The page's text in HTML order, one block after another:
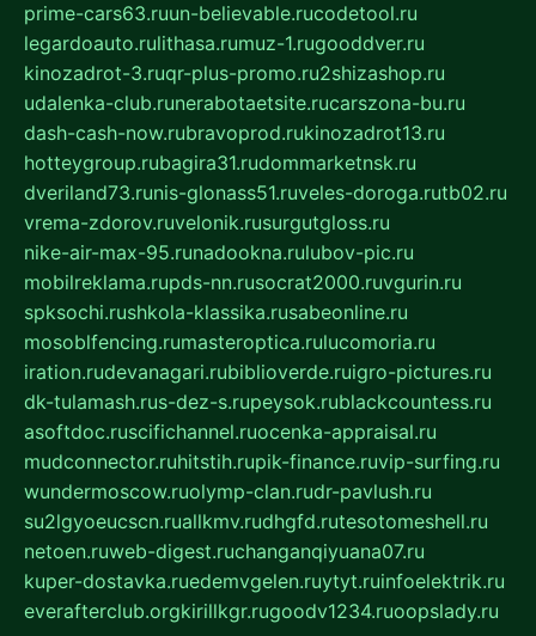
prime-cars63.ruun-believable.rucodetool.ru
legardoauto.rulithasa.rumuz-1.rugooddver.ru
kinozadrot-3.ruqr-plus-promo.ru2shizashop.ru
udalenka-club.runerabotaetsite.rucarszona-bu.ru
dash-cash-now.rubravoprod.rukinozadrot13.ru
hotteygroup.rubagira31.rudommarketnsk.ru
dveriland73.runis-glonass51.ruveles-doroga.rutb02.ru
vrema-zdorov.ruvelonik.rusurgutgloss.ru
nike-air-max-95.runadookna.rulubov-pic.ru
mobilreklama.rupds-nn.rusocrat2000.ruvgurin.ru
spksochi.rushkola-klassika.rusabeonline.ru
mosoblfencing.rumasteroptica.rulucomoria.ru
iration.rudevanagari.rubiblioverde.ruigro-pictures.ru
dk-tulamash.rus-dez-s.rupeysok.rublackcountess.ru
asoftdoc.ruscifichannel.ruocenka-appraisal.ru
mudconnector.ruhitstih.rupik-finance.ruvip-surfing.ru
wundermoscow.ruolymp-clan.rudr-pavlush.ru
su2lgyoeucscn.ruallkmv.rudhgfd.rutesotomeshell.ru
netoen.ruweb-digest.ruchanganqiyuana07.ru
kuper-dostavka.ruedemvgelen.ruytyt.ruinfoelektrik.ru
everafterclub.orgkirillkgr.rugoodv1234.ruoopslady.ru